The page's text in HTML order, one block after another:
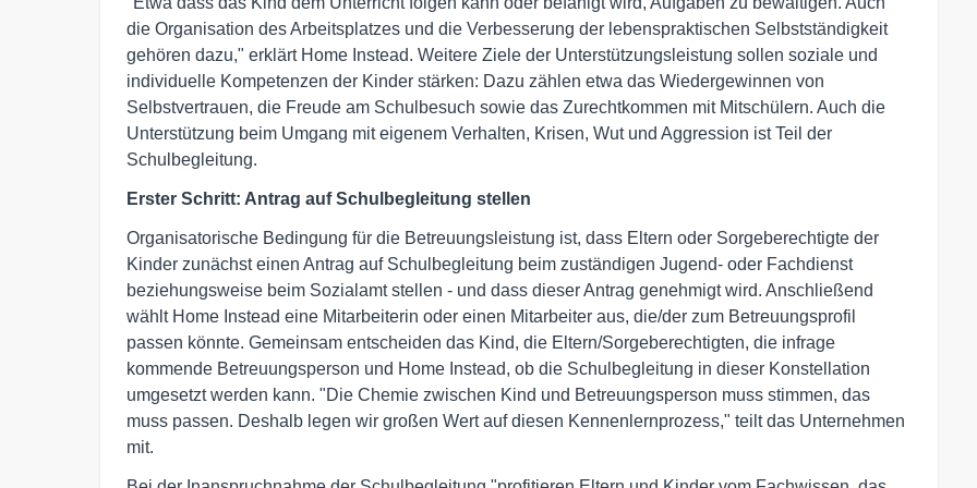
die Organisation des Arbeitsplatzes und die Verbesserung der lebenspraktischen Selbstständigkeit
gehören dazu," erklärt Home Instead. Weitere Ziele der Unterstützungsleistung sollen soziale und
individuelle Kompetenzen der Kinder stärken: Dazu zählen etwa das Wiedergewinnen von
Selbstvertrauen, die Freude am Schulbesuch sowie das Zurechtkommen mit Mitschülern. Auch die
Unterstützung beim Umgang mit eigenem Verhalten, Krisen, Wut und Aggression ist Teil der
Schulbegleitung.
Erster Schritt: Antrag auf Schulbegleitung stellen
Organisatorische Bedingung für die Betreuungsleistung ist, dass Eltern oder Sorgeberechtigte der
Kinder zunächst einen Antrag auf Schulbegleitung beim zuständigen Jugend- oder Fachdienst
beziehungsweise beim Sozialamt stellen - und dass dieser Antrag genehmigt wird. Anschließend
wählt Home Instead eine Mitarbeiterin oder einen Mitarbeiter aus, die/der zum Betreuungsprofil
passen könnte. Gemeinsam entscheiden das Kind, die Eltern/Sorgeberechtigten, die infrage
kommende Betreuungsperson und Home Instead, ob die Schulbegleitung in dieser Konstellation
umgesetzt werden kann. "Die Chemie zwischen Kind und Betreuungsperson muss stimmen, das
muss passen. Deshalb legen wir großen Wert auf diesen Kennenlernprozess," teilt das Unternehmen
mit.